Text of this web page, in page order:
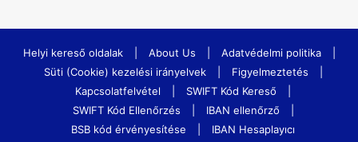
Helyi kereső oldalak About Us Adatvédelmi politika
Süti (Cookie) kezelési irányelvek
Figyelmeztetés
Kapcsolatfelvétel
SWIFT Kód Kereső
SWIFT Kód Ellenőrzés
IBAN ellenőrző
BSB kód érvényesítése
IBAN Hesaplayıcı